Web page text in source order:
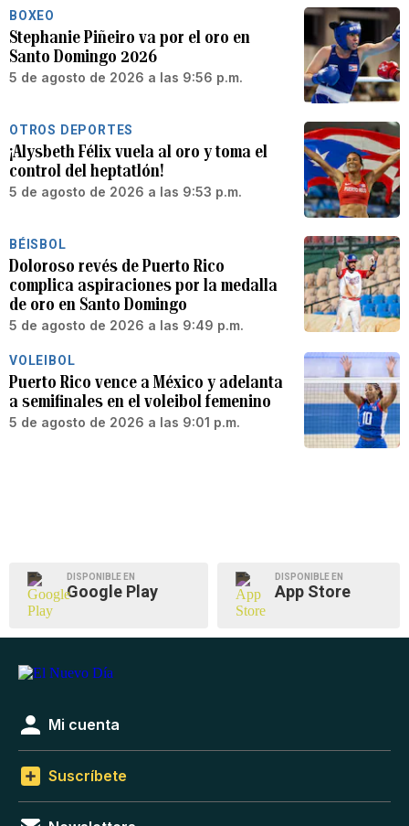
BOXEO
Stephanie Piñeiro va por el oro en
Santo Domingo 2026
5 de agosto de 2026 a las 9:56 p.m.
OTROS DEPORTES
¡Alysbeth Félix vuela al oro y toma el
control del heptatlón!
5 de agosto de 2026 a las 9:53 p.m.
BÉISBOL
Doloroso revés de Puerto Rico
complica aspiraciones por la medalla
de oro en Santo Domingo
5 de agosto de 2026 a las 9:49 p.m.
VOLEIBOL
Puerto Rico vence a México y adelanta
a semifinales en el voleibol femenino
5 de agosto de 2026 a las 9:01 p.m.
DISPONIBLE EN
Google Play
DISPONIBLE EN
App Store
Mi cuenta
Suscríbete